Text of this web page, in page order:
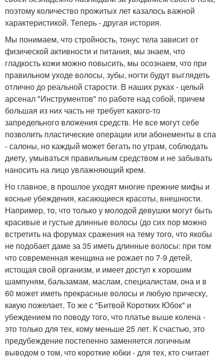
поэтому количество прожитых лет казалось важной
характеристикой. Теперь - другая история.
Мы понимаем, что стройность, тонус тела зависит от
физической активности и питания, мы знаем, что
гладкость кожи можно повысить, мы осознаем, что при
правильном уходе волосы, зубы, ногти будут выглядеть
отлично до реальной старости. В наших руках - целый
арсенал "Инструментов" по работе над собой, причем
большая из них часть не требует какого-то
запредельного вложения средств. Не все могут себе
позволить пластические операции или абонементы в спа
- салоны, но каждый может бегать по утрам, соблюдать
диету, умываться правильным средством и не забывать
наносить на лицо увлажняющий крем.
Но главное, в прошлое уходят многие прежние мифы и
косные убеждения, касающиеся красоты, внешности.
Например, то, что только у молодой девушки могут быть
красивые и густые длинные волосы (до сих пор можно
встретить на форумах сражения на тему того, что якобы
не подобает даме за 35 иметь длинные волосы: при том
что современная женщина не рожает по 7-9 детей,
истощая свой организм, и имеет доступ к хорошим
шампуням, бальзамам, маслам, специалистам, она и в
60 может иметь прекрасные волосы и любую прическу,
какую пожелает. То же с "Битвой Коротких Юбок" и
убеждением по поводу того, что платье выше колена -
это только для тех, кому меньше 25 лет. К счастью, это
предубеждение постепенно заменяется логичным
выводом о том, что короткие юбки - для тех, кто считает